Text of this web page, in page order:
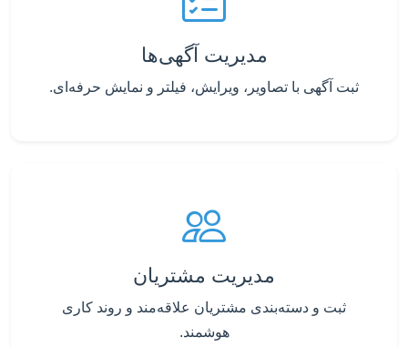
مدیریت آگهی‌ها
ثبت آگهی با تصاویر، ویرایش، فیلتر و نمایش حرفه‌ای.
مدیریت مشتریان
ثبت و دسته‌بندی مشتریان علاقه‌مند و روند کاری
هوشمند.